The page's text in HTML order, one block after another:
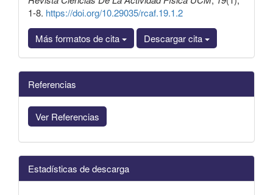
1-8. https://doi.org/10.29035/rcaf.19.1.2
Más formatos de cita
Descargar cita
Referencias
Ver Referencias
Estadísticas de descarga